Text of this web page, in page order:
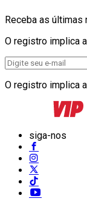
Receba as últimas
O registro implica
O registro implica
siga-nos